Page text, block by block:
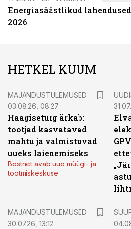
Energiasäästlikud lahendused
2026
HETKEL KUUM
MAJANDUSTULEMUSED
03.08.26, 08:27
Haagiseturg ärkab:
tootjad kasvatavad
mahtu ja valmistuvad
uueks laienemiseks
Bestnet avab uue müügi- ja
tootmiskeskuse
MAJANDUSTULEMUSED
30.07.26, 13:12